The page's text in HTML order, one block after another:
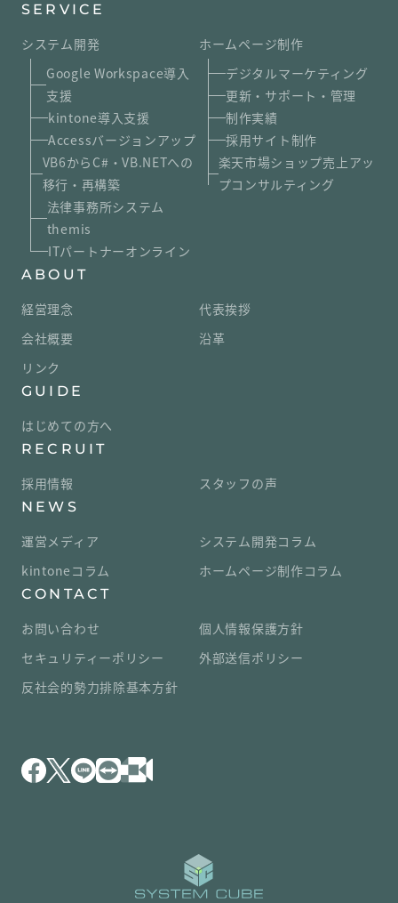
SERVICE
システム開発
Google Workspace導入
支援
kintone導入支援
Accessバージョンアップ
VB6からC#・VB.NETへの
移行・再構築
法律事務所システム
themis
ITパートナーオンライン
ホームページ制作
デジタルマーケティング
更新・サポート・管理
制作実績
採用サイト制作
楽天市場ショップ売上アッ
プコンサルティング
ABOUT
経営理念
代表挨拶
会社概要
沿革
リンク
GUIDE
はじめての方へ
RECRUIT
採用情報 スタッフの声
NEWS
運営メディア
システム開発コラム
kintoneコラム
ホームページ制作コラム
CONTACT
お問い合わせ
個人情報保護方針
セキュリティーポリシー
外部送信ポリシー
反社会的勢力排除基本方針